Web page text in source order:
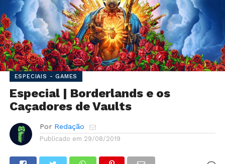
ESPECIAIS - GAMES
Especial | Borderlands e os
Caçadores de Vaults
Por Redação
Publicado em 29/08/2019